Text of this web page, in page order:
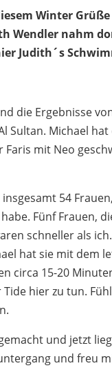
Winter
Wendler nahm
Judith´s
die Ergebnisse
Sultan. Michael
Faris mit Neo
54
Fünf Frauen,
schneller als
hat sie mit dem
circa 15-20
hier zu tun.
und jetzt
und freu